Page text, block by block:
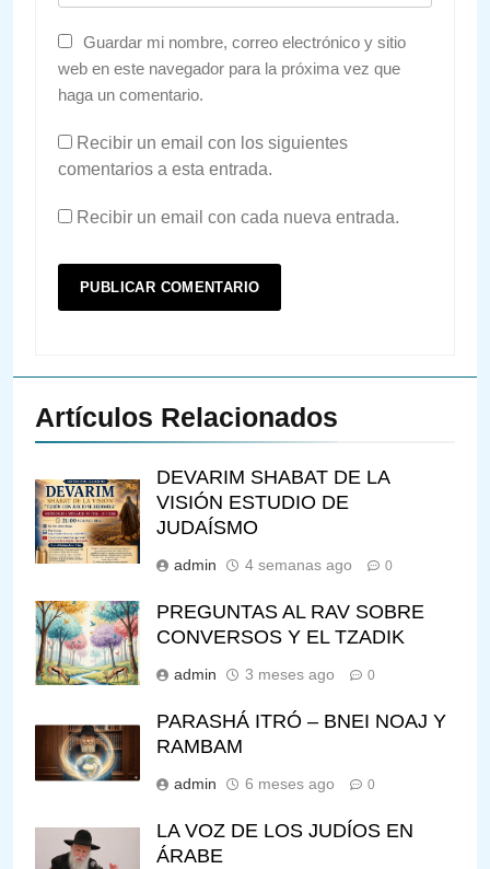
Guardar mi nombre, correo electrónico y sitio
web en este navegador para la próxima vez que
haga un comentario.
Recibir un email con los siguientes
comentarios a esta entrada.
Recibir un email con cada nueva entrada.
Artículos Relacionados
DEVARIM SHABAT DE LA
VISIÓN ESTUDIO DE
JUDAÍSMO
admin 4 semanas ago 0
PREGUNTAS AL RAV SOBRE
CONVERSOS Y EL TZADIK
admin 3 meses ago 0
PARASHÁ ITRÓ – BNEI NOAJ Y
RAMBAM
admin 6 meses ago 0
LA VOZ DE LOS JUDÍOS EN
ÁRABE